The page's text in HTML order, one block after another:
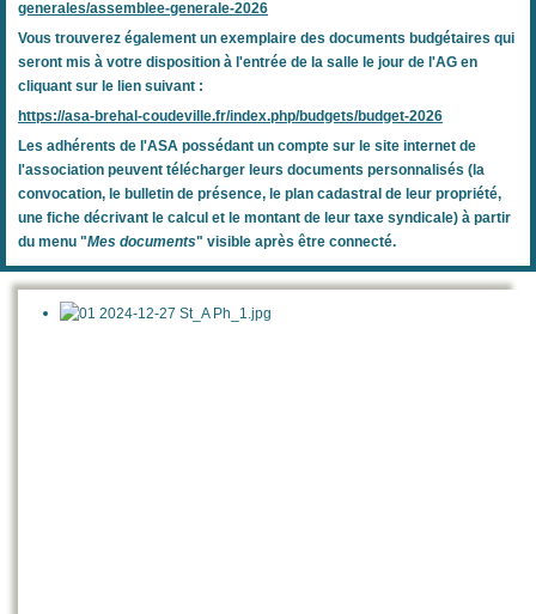
generales/assemblee-generale-2026
Vous trouverez également un exemplaire des documents budgétaires qui
seront mis à votre disposition à l'entrée de la salle le jour de l'AG en
cliquant sur le lien suivant :
https://asa-brehal-coudeville.fr/index.php/budgets/budget-2026
Les adhérents de l'ASA possédant un compte sur le site internet de
l'association peuvent télécharger leurs documents personnalisés (la
convocation, le bulletin de présence, le plan cadastral de leur propriété,
une fiche décrivant le calcul et le montant de leur taxe syndicale) à partir
du menu "Mes documents" visible après être connecté.